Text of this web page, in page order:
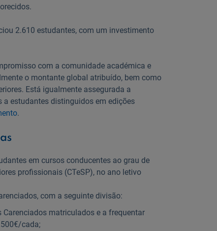
2.610 estudantes, com um investimento
com a comunidade académica e
o montante global atribuído, bem como
Está igualmente assegurada a
a estudantes distinguidos em edições
.
em cursos conducentes ao grau de
profissionais (CTeSP), no ano letivo
com a seguinte divisão:
matriculados e a frequentar
cada;